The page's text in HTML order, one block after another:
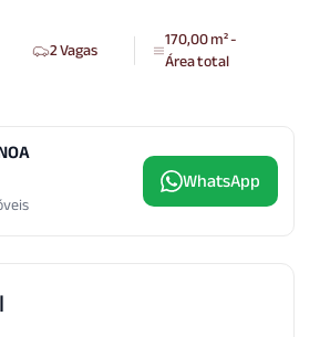
2 Vagas 170,00 m² -
Área total
WhatsApp